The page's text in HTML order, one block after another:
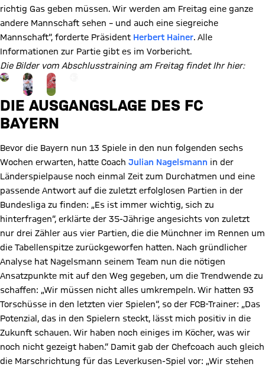
richtig Gas geben müssen. Wir werden am Freitag eine ganze
andere Mannschaft sehen – und auch eine siegreiche
Mannschaft“, forderte Präsident Herbert Hainer. Alle
Informationen zur Partie gibt es im Vorbericht.
Die Bilder vom Abschlusstraining am Freitag findet Ihr hier:
Gehe zu Gallerie Seite: zur Galerie
DIE AUSGANGSLAGE DES FC
BAYERN
Bevor die Bayern nun 13 Spiele in den nun folgenden sechs
Wochen erwarten, hatte Coach Julian Nagelsmann in der
Länderspielpause noch einmal Zeit zum Durchatmen und eine
passende Antwort auf die zuletzt erfolglosen Partien in der
Bundesliga zu finden: „Es ist immer wichtig, sich zu
hinterfragen“, erklärte der 35-Jährige angesichts von zuletzt
nur drei Zähler aus vier Partien, die die Münchner im Rennen um
die Tabellenspitze zurückgeworfen hatten. Nach gründlicher
Analyse hat Nagelsmann seinem Team nun die nötigen
Ansatzpunkte mit auf den Weg gegeben, um die Trendwende zu
schaffen: „Wir müssen nicht alles umkrempeln. Wir hatten 93
Torschüsse in den letzten vier Spielen“, so der FCB-Trainer: „Das
Potenzial, das in den Spielern steckt, lässt mich positiv in die
Zukunft schauen. Wir haben noch einiges im Köcher, was wir
noch nicht gezeigt haben.“ Damit gab der Chefcoach auch gleich
die Marschrichtung für das Leverkusen-Spiel vor: „Wir stehen